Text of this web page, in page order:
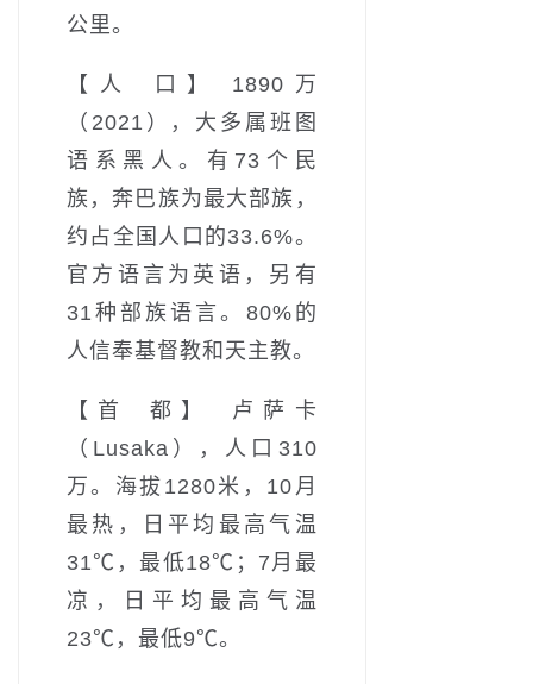
公里。
【人 口】 1890万
（2021），大多属班图
语系黑人。有73个民
族，奔巴族为最大部族，
约占全国人口的33.6%。
官方语言为英语，另有
31种部族语言。80%的
人信奉基督教和天主教。
【首 都】 卢萨卡
（Lusaka），人口310
万。海拔1280米，10月
最热，日平均最高气温
31℃，最低18℃；7月最
凉，日平均最高气温
23℃，最低9℃。